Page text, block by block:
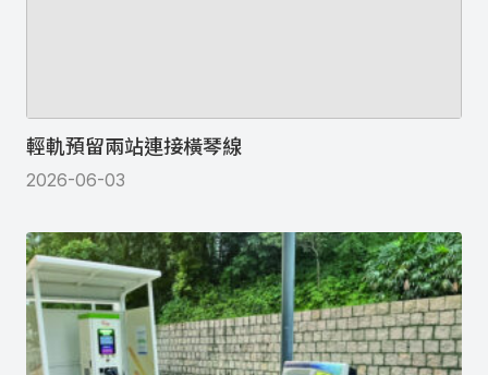
輕軌預留兩站連接橫琴線
2026-06-03